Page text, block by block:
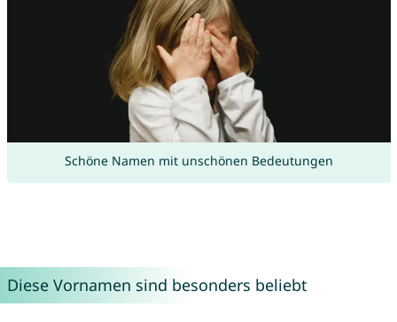
Schöne Namen mit unschönen Bedeutungen
Diese Vornamen sind besonders beliebt